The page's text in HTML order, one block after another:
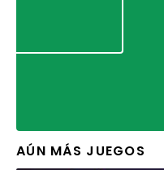
AÚN MÁS JUEGOS